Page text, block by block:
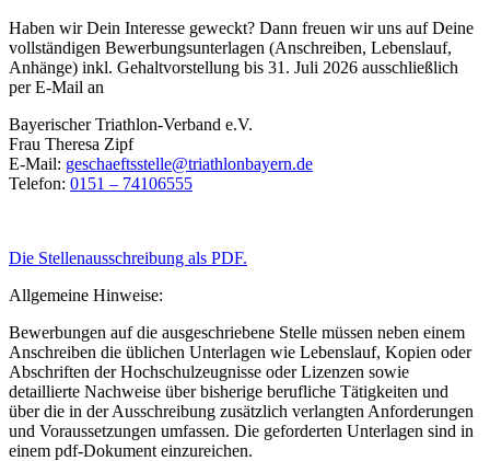
Haben wir Dein Interesse geweckt? Dann freuen wir uns auf Deine
vollständigen Bewerbungsunterlagen (Anschreiben, Lebenslauf,
Anhänge) inkl. Gehaltvorstellung bis 31. Juli 2026 ausschließlich
per E-Mail an
Bayerischer Triathlon-Verband e.V.
Frau Theresa Zipf
E-Mail: geschaeftsstelle@triathlonbayern.de
Telefon: 0151 – 74106555
Die Stellenausschreibung als PDF.
Allgemeine Hinweise:
Bewerbungen auf die ausgeschriebene Stelle müssen neben einem
Anschreiben die üblichen Unterlagen wie Lebenslauf, Kopien oder
Abschriften der Hochschulzeugnisse oder Lizenzen sowie
detaillierte Nachweise über bisherige berufliche Tätigkeiten und
über die in der Ausschreibung zusätzlich verlangten Anforderungen
und Voraussetzungen umfassen. Die geforderten Unterlagen sind in
einem pdf-Dokument einzureichen.